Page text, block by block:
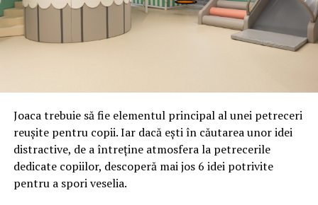
astfel încât confortul și estetica să funcționeze
împreună, nu în tensiune una cu cealaltă, pe toată
durata de viață a amenajării, indiferent de câte sezoane
fraude care exploatează încrederea în brand.
Directoratul Național de Securitate Cibernetică (DNSC)
false până la tentative de furt al datelor personale și
financiare. Instituția recomandă verificarea atentă a
sursei mesajelor și raportarea incidentelor la numărul
unic 1911.
Campaniile identificate în ultimele săptămâni folosesc
Joaca trebuie să fie elementul principal al unei petreceri
reușite pentru copii. Iar dacă ești în căutarea unor idei
distractive, de a întreține atmosfera la petrecerile
dedicate copiilor, descoperă mai jos 6 idei potrivite
pentru a spori veselia.